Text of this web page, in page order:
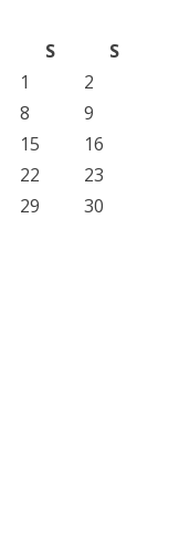
S
S
1
2
8
9
15
16
22
23
29
30